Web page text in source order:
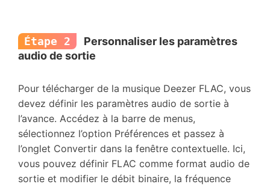
Étape 2
Personnaliser les paramètres
audio de sortie
Pour télécharger de la musique Deezer FLAC, vous
devez définir les paramètres audio de sortie à
l’avance. Accédez à la barre de menus,
sélectionnez l’option Préférences et passez à
l’onglet Convertir dans la fenêtre contextuelle. Ici,
vous pouvez définir FLAC comme format audio de
sortie et modifier le débit binaire, la fréquence